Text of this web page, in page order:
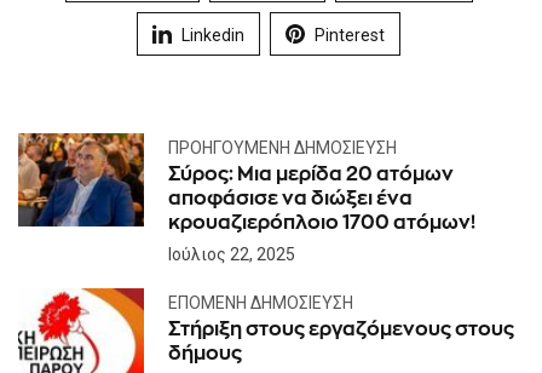
Linkedin Pinterest
ΠΡΟΗΓΟΎΜΕΝΗ ΔΗΜΟΣΊΕΥΣΗ
Σύρος: Μια μερίδα 20 ατόμων
αποφάσισε να διώξει ένα
κρουαζιερόπλοιο 1700 ατόμων!
Ιούλιος 22, 2025
ΕΠΌΜΕΝΗ ΔΗΜΟΣΊΕΥΣΗ
Στήριξη στους εργαζόμενους στους
δήμους